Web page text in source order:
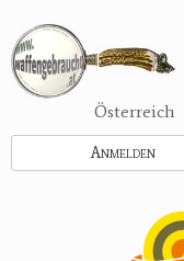
zum
Inhalt
Österreich
Anmelden